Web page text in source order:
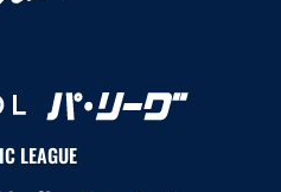
LEAGUE